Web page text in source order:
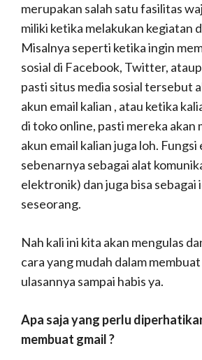
merupakan salah satu fasilitas
miliki ketika melakukan kegiatan
Misalnya seperti ketika ingin
sosial di Facebook, Twitter,
pasti situs media sosial tersebut
akun email kalian , atau ketika
di toko online, pasti mereka akan
akun email kalian juga loh. Fungsi
sebenarnya sebagai alat
elektronik) dan juga bisa
seseorang.
Nah kali ini kita akan mengulas
cara yang mudah dalam
ulasannya sampai habis ya.
Apa saja yang perlu
membuat gmail ?